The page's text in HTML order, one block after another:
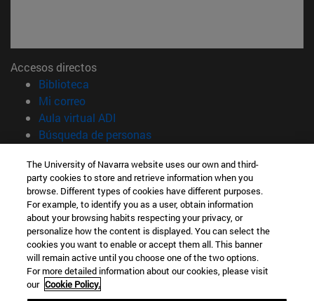
Accesos directos
Biblioteca
Mi correo(abre en nueva ventana)
Aula virtual ADI
Búsqueda de personas(abre en nueva ventana)
Información
TFNO +34 948 42 56 14
¿QUÉ GRADO TE INTERESA?
¿QUÉ MÁSTER TE INTERESA?
© Universidad de Navarra
Información legal
Accesibilidad
The University of Navarra website uses our own and third-
party cookies to store and retrieve information when you
browse. Different types of cookies have different purposes.
For example, to identify you as a user, obtain information
about your browsing habits respecting your privacy, or
personalize how the content is displayed. You can select the
cookies you want to enable or accept them all. This banner
will remain active until you choose one of the two options.
For more detailed information about our cookies, please visit
our Cookie Policy.